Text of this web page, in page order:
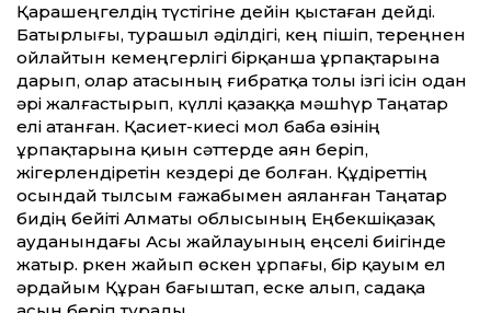
Қарашеңгелдің түстігіне дейін қыстаған дейді.
Батырлығы, турашыл әділдігі, кең пішіп, тереңнен
ойлайтын кемеңгерлігі бірқанша ұрпақтарына
дарып, олар атасының ғибратқа толы ізгі ісін одан
әрі жалғастырып, күллі қазаққа мәшһүр Таңатар
елі атанған. Қасиет-киесі мол баба өзінің
ұрпақтарына қиын сәттерде аян беріп,
жігерлендіретін кездері де болған. Құдіреттің
осындай тылсым ғажабымен аяланған Таңатар
бидің бейіті Алматы облысының Еңбекшіқазақ
ауданындағы Асы жайлауының еңселі биігінде
жатыр. Өркен жа­йып өскен ұрпағы, бір қауым ел
әрдайым Құран бағыштап, еске алып, садақа